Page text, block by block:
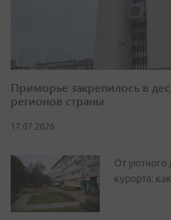
Приморье закрепилось в
регионов страны
17.07.2026
От уютного
курорта: